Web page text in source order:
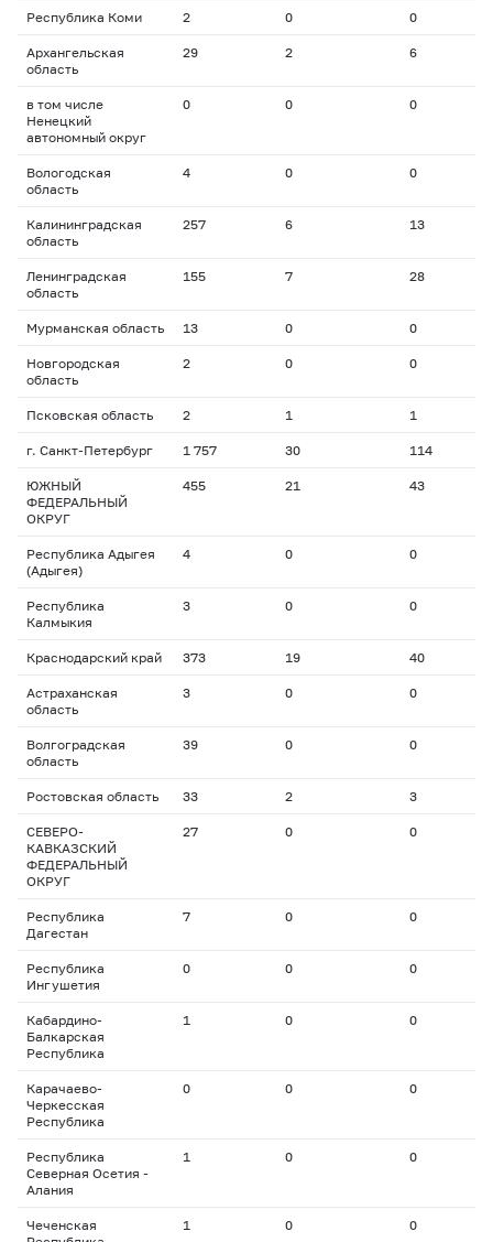
Республика Коми 2 0 0
Архангельская
область
29 2 6
в том числе
Ненецкий
автономный округ
0 0 0
Вологодская
область
4 0 0
Калининградская
область
257 6 13
Ленинградская
область
155 7 28
Мурманская область 13 0 0
Новгородская
область
2 0 0
Псковская область 2 1 1
г. Санкт-Петербург 1 757 30 114
ЮЖНЫЙ
ФЕДЕРАЛЬНЫЙ
ОКРУГ
455 21 43
Республика Адыгея
(Адыгея)
4 0 0
Республика
Калмыкия
3 0 0
Краснодарский край 373 19 40
Астраханская
область
3 0 0
Волгоградская
область
39 0 0
Ростовская область 33 2 3
СЕВЕРО-
КАВКАЗСКИЙ
ФЕДЕРАЛЬНЫЙ
ОКРУГ
27 0 0
Республика
Дагестан
7 0 0
Республика
Ингушетия
0 0 0
Кабардино-
Балкарская
Республика
1 0 0
Карачаево-
Черкесская
Республика
0 0 0
Республика
Северная Осетия -
Алания
1 0 0
Чеченская
1 0 0